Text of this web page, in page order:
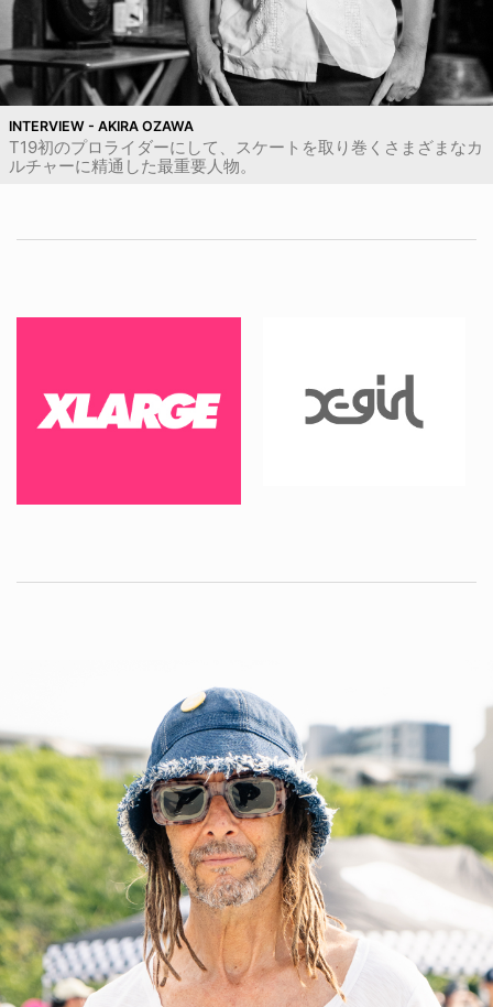
INTERVIEW - AKIRA OZAWA
T19初のプロライダーにして、スケートを取り巻くさまざまなカ
ルチャーに精通した最重要人物。